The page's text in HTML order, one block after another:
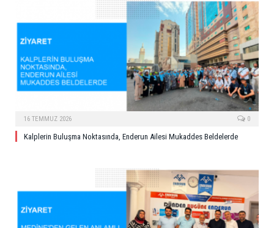
16 TEMMUZ 2026 0
Kalplerin Buluşma Noktasında, Enderun Ailesi Mukaddes Beldelerde